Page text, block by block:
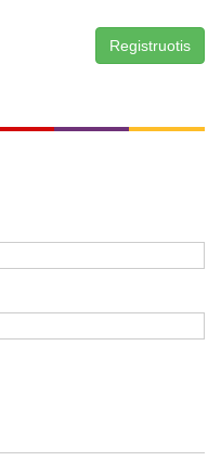
Registruotis